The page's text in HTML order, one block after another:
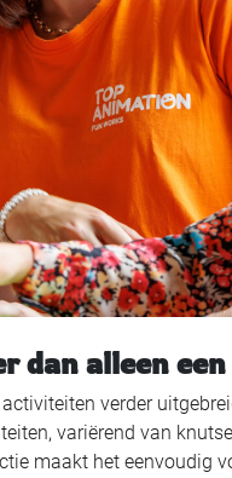
dan alleen
verder
variërend van
maakt het eenvoudig